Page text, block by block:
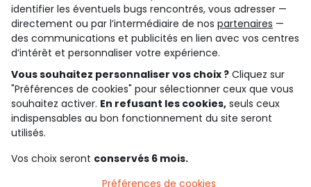
le club fidélité
notre catalogue
Conditions générales de ventes et d'utilisation
Conditions d’utilisation des réseaux sociaux
Politique de confidentialité
Cookies et données personnelles
Paramètres des cookies
identifier les éventuels bugs rencontrés, vous adresser —
directement ou par l’intermédiaire de nos partenaires —
des communications et publicités en lien avec vos centres
d’intérêt et personnaliser votre expérience.
Vous souhaitez personnaliser vos choix ? Cliquez sur
"Préférences de cookies" pour sélectionner ceux que vous
souhaitez activer. En refusant les cookies, seuls ceux
indispensables au bon fonctionnement du site seront
utilisés.
Vos choix seront conservés 6 mois.
Préférences de cookies